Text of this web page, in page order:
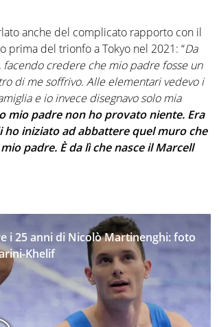
anche del complicato rapporto con il
del trionfo a Tokyo nel 2021: “Da
credere che mio padre fosse un
di me soffrivo. Alle elementari vedevo i
e io invece disegnavo solo mia
mio padre non ho provato niente. Era
iniziato ad abbattere quel muro che
padre. È da lì che nasce il Marcell
i 25 anni di Nicolò Martinenghi: foto
Khelif